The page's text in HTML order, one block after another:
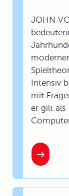
JOHN
Intensiv
mit
er gilt als